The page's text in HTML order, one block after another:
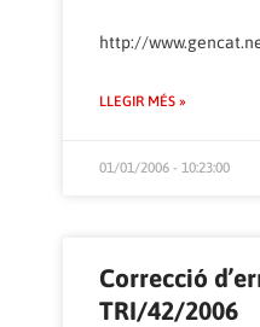
http://
LLEGIR MÉS »
01/01/2006 - 10:23:00
Correcció
TRI/42/2006